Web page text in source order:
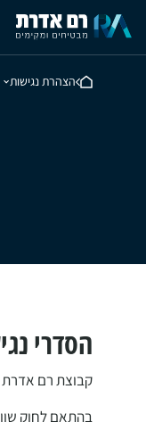
הצהרת נגישות
הסדרי
קבוצת רם אדרת